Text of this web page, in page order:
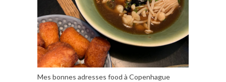
Mes bonnes adresses food à Copenhague